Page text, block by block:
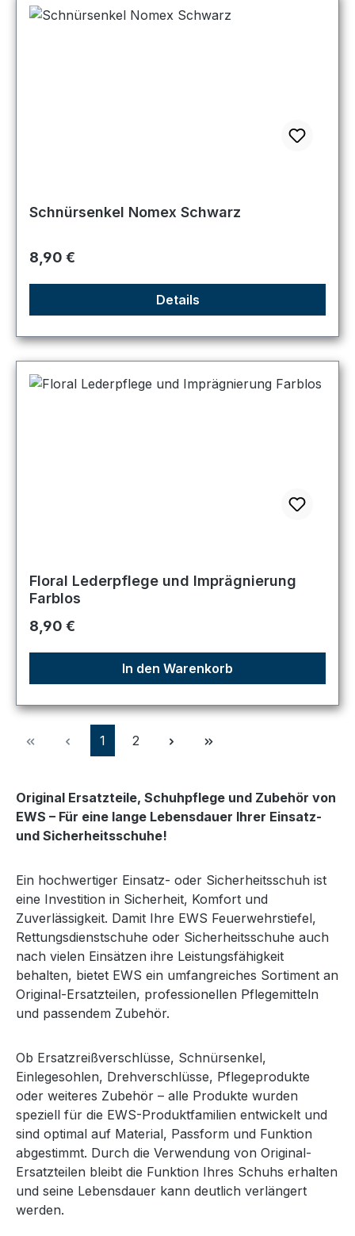
Schnürsenkel Nomex Schwarz
Regulärer Preis:
8,90 €
Details
Floral Lederpflege und Imprägnierung
Farblos
Regulärer Preis:
8,90 €
In den Warenkorb
Seite
1 Seite
2
Original Ersatzteile, Schuhpflege und Zubehör von
EWS – Für eine lange Lebensdauer Ihrer Einsatz-
und Sicherheitsschuhe!
Ein hochwertiger Einsatz- oder Sicherheitsschuh ist
eine Investition in Sicherheit, Komfort und
Zuverlässigkeit. Damit Ihre EWS Feuerwehrstiefel,
Rettungsdienstschuhe oder Sicherheitsschuhe auch
nach vielen Einsätzen ihre Leistungsfähigkeit
behalten, bietet EWS ein umfangreiches Sortiment an
Original-Ersatzteilen, professionellen Pflegemitteln
und passendem Zubehör.
Ob Ersatzreißverschlüsse, Schnürsenkel,
Einlegesohlen, Drehverschlüsse, Pflegeprodukte
oder weiteres Zubehör – alle Produkte wurden
speziell für die EWS-Produktfamilien entwickelt und
sind optimal auf Material, Passform und Funktion
abgestimmt. Durch die Verwendung von Original-
Ersatzteilen bleibt die Funktion Ihres Schuhs erhalten
und seine Lebensdauer kann deutlich verlängert
werden.